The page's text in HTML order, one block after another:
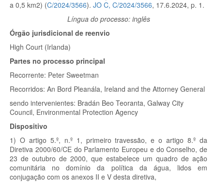
a 0,5 km2) (C/2024/3566). JO C, C/2024/3566, 17.6.2024, p. 1.
Língua do processo: inglês
Órgão jurisdicional de reenvio
High Court (Irlanda)
Partes no processo principal
Recorrente: Peter Sweetman
Recorridos: An Bord Pleanála, Ireland and the Attorney General
sendo intervenientes: Bradán Beo Teoranta, Galway City
Council, Environmental Protection Agency
Dispositivo
1) O artigo 5.º, n.º 1, primeiro travessão, e o artigo 8.º da
Diretiva 2000/60/CE do Parlamento Europeu e do Conselho, de
23 de outubro de 2000, que estabelece um quadro de ação
comunitária no domínio da política da água, lidos em
conjugação com os anexos II e V desta diretiva,